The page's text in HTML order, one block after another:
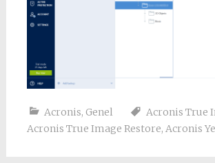
Acronis, Genel Acronis True
Acronis True Image Restore, Acronis